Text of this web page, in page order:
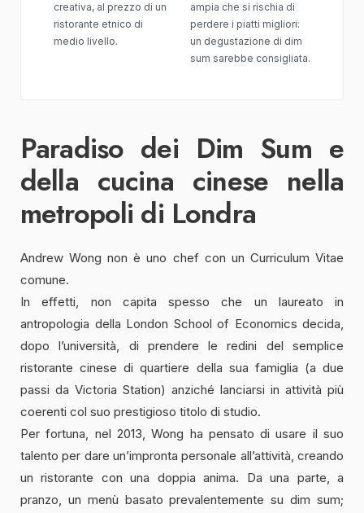
creativa, al prezzo di un
ristorante etnico di
medio livello.
ampia che si rischia di
perdere i piatti migliori:
un degustazione di dim
sum sarebbe consigliata.
Paradiso dei Dim Sum e
della cucina cinese nella
metropoli di Londra
Andrew Wong non è uno chef con un Curriculum Vitae
comune.
In effetti, non capita spesso che un laureato in
antropologia della London School of Economics decida,
dopo l’università, di prendere le redini del semplice
ristorante cinese di quartiere della sua famiglia (a due
passi da Victoria Station) anziché lanciarsi in attività più
coerenti col suo prestigioso titolo di studio.
Per fortuna, nel 2013, Wong ha pensato di usare il suo
talento per dare un’impronta personale all’attività, creando
un ristorante con una doppia anima. Da una parte, a
pranzo, un menù basato prevalentemente su dim sum;